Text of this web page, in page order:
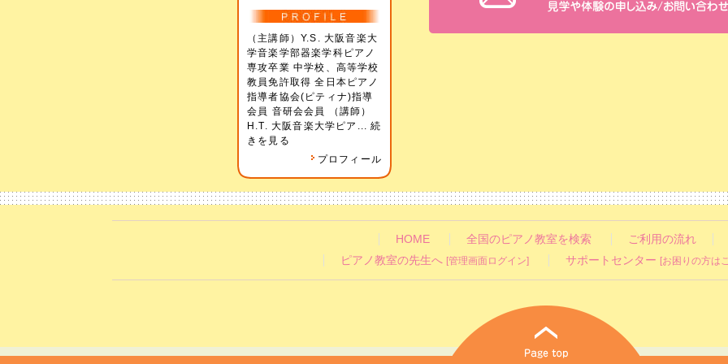
（主講師）Y.S. 大阪音楽大
学音楽学部器楽学科ピアノ
専攻卒業 中学校、高等学校
教員免許取得 全日本ピアノ
指導者協会(ピティナ)指導
会員 音研会会員 （講師）
H.T. 大阪音楽大学ピア...続
きを見る
プロフィール
HOME 全国のピアノ教室を検索
ご利用の流れ
ピアノ教室の先生へ [管理画面ログイン] サポートセンター [お困りの方は